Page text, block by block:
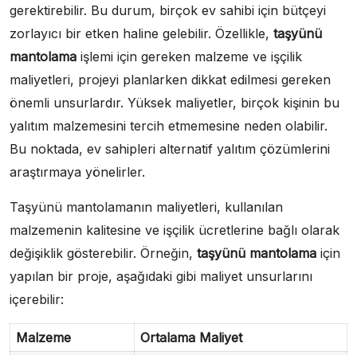
gerektirebilir. Bu durum, birçok ev sahibi için bütçeyi
zorlayıcı bir etken haline gelebilir. Özellikle, taşyünü
mantolama işlemi için gereken malzeme ve işçilik
maliyetleri, projeyi planlarken dikkat edilmesi gereken
önemli unsurlardır. Yüksek maliyetler, birçok kişinin bu
yalıtım malzemesini tercih etmemesine neden olabilir.
Bu noktada, ev sahipleri alternatif yalıtım çözümlerini
araştırmaya yönelirler.
Taşyünü mantolamanın maliyetleri, kullanılan
malzemenin kalitesine ve işçilik ücretlerine bağlı olarak
değişiklik gösterebilir. Örneğin, taşyünü mantolama için
yapılan bir proje, aşağıdaki gibi maliyet unsurlarını
içerebilir:
Malzeme
Ortalama Maliyet